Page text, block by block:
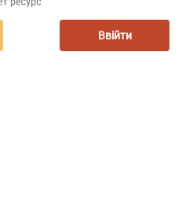
Ввійти